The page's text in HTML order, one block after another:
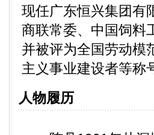
现任广东恒兴集团有
商联常委、中国饲料
并被评为全国劳动模
主义事业建设者等称
人物履历